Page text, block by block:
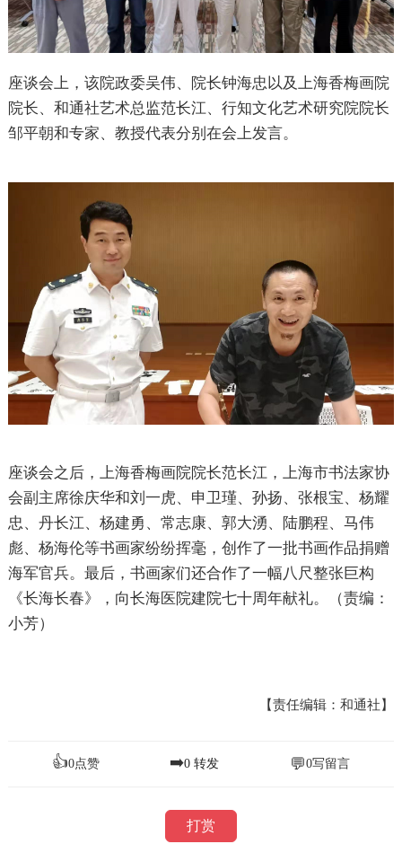
座谈会上，该院政委吴伟、院长钟海忠以及上海香梅画院
院长、和通社艺术总监范长江、行知文化艺术研究院院长
邹平朝和专家、教授代表分别在会上发言。
座谈会之后，上海香梅画院院长范长江，上海市书法家协
会副主席徐庆华和刘一虎、申卫瑾、孙扬、张根宝、杨耀
忠、丹长江、杨建勇、常志康、郭大湧、陆鹏程、马伟
彪、杨海伦等书画家纷纷挥毫，创作了一批书画作品捐赠
海军官兵。最后，书画家们还合作了一幅八尺整张巨构
《长海长春》，向长海医院建院七十周年献礼。（责编：
小芳）
【责任编辑：和通社】
👍0点赞 ➡️0 转发 💬0写留言
打赏